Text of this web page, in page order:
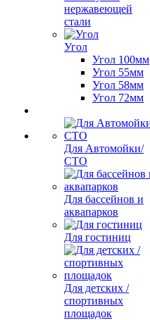
нержавеющей
стали
Угол
Угол 100мм
Угол 55мм
Угол 58мм
Угол 72мм
Для Автомойки/
СТО
Для бассейнов и
аквапарков
Для гостиниц
Для детских /
спортивных
площадок